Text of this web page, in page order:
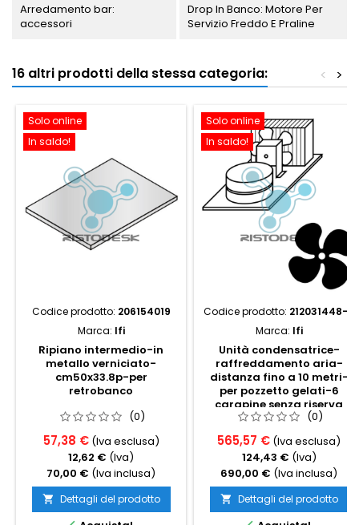
Arredamento bar:
accessori
Drop In Banco: Motore Per
Servizio Freddo E Praline
16 altri prodotti della stessa categoria: >
<
Solo online
In saldo!
Codice prodotto: 206154019
Marca: Ifi
Ripiano intermedio-in
metallo verniciato-
cm50x33.8p-per
retrobanco
(0)
57,38 € (Iva esclusa)
12,62 € (Iva)
70,00 € (Iva inclusa)
 Dettagli del prodotto
Solo online
In saldo!
Codice prodotto: 212031448-3
Marca: Ifi
Unità condensatrice-
raffreddamento aria-
distanza fino a 10 metri-
per pozzetto gelati-6
carapine senza riserva
(0)
565,57 € (Iva esclusa)
124,43 € (Iva)
690,00 € (Iva inclusa)
 Dettagli del prodotto